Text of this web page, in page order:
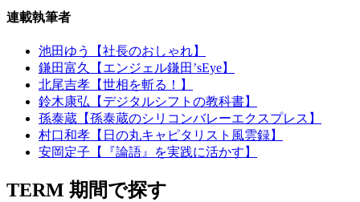
連載執筆者
池田ゆう【社長のおしゃれ】
鎌田富久【エンジェル鎌田’sEye】
北尾吉孝【世相を斬る！】
鈴木康弘【デジタルシフトの教科書】
孫泰蔵【孫泰蔵のシリコンバレーエクスプレス】
村口和孝【日の丸キャピタリスト風雲録】
安岡定子【『論語』を実践に活かす】
TERM 期間で探す